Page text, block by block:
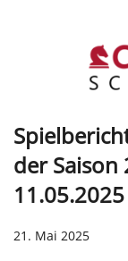
der
11.05.2025
21. Mai 2025